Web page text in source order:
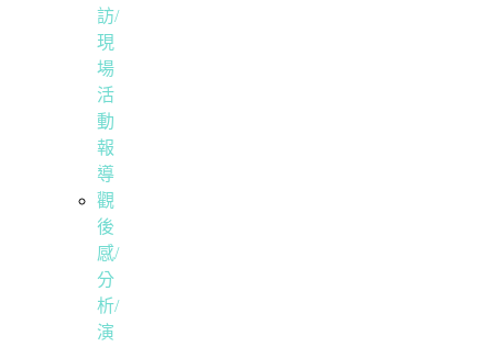
訪/
現
場
活
動
報
導
觀
後
感/
分
析/
演